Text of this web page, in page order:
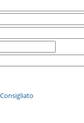
Consigliato